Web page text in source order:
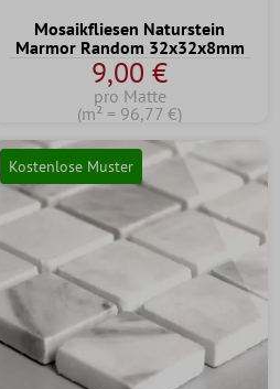
Mosaikfliesen Naturstein
Marmor Random 32x32x8mm
9,00 €
pro Matte
(m² = 96,77 €)
Kostenlose Muster